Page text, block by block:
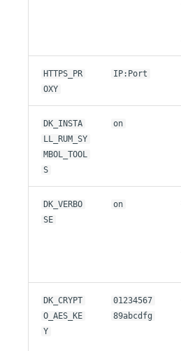
HTTPS_PR
OXY
IP:Port
DK_INSTA
LL_RUM_SY
MBOL_TOOL
S
on
DK_VERBO
SE
on
DK_CRYPT
O_AES_KE
Y
01234567
89abcdfg